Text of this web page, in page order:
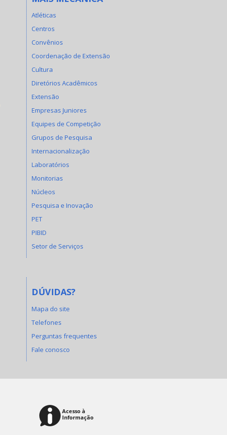
Atléticas
Centros
Convênios
Coordenação de Extensão
Cultura
Diretórios Acadêmicos
Extensão
Empresas Juniores
Equipes de Competição
Grupos de Pesquisa
Internacionalização
Laboratórios
Monitorias
Núcleos
Pesquisa e Inovação
PET
PIBID
Setor de Serviços
DÚVIDAS?
Mapa do site
Telefones
Perguntas frequentes
Fale conosco